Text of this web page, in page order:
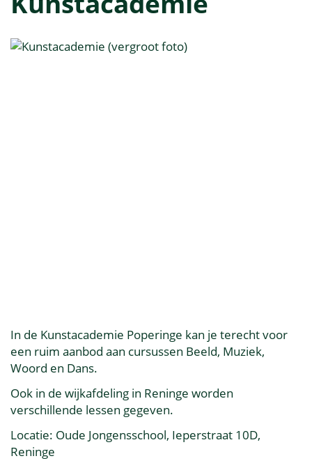
In de Kunstacademie Poperinge kan je terecht voor
een ruim aanbod aan cursussen Beeld, Muziek,
Woord en Dans.
Ook in de wijkafdeling in Reninge worden
verschillende lessen gegeven.
Locatie: Oude Jongensschool, Ieperstraat 10D,
Reninge